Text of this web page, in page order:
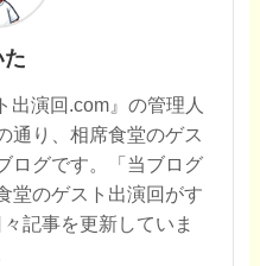
た
出演回.com』の管理人
通り、相席食堂のゲス
ログです。「当ブログ
堂のゲスト出演回がす
記事を更新していま